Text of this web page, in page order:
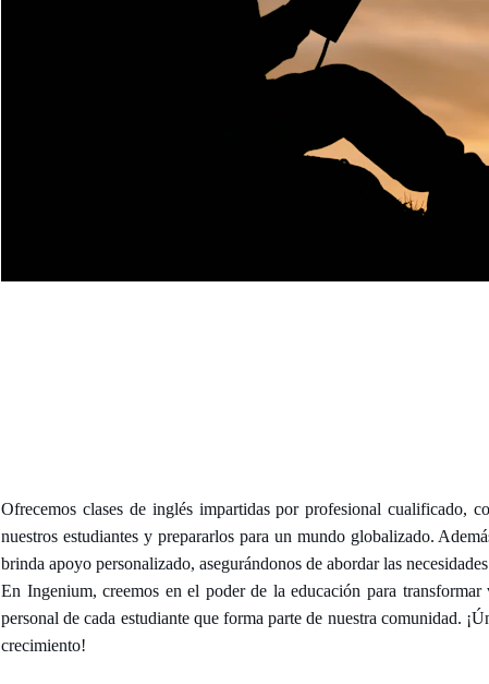
Ofrecemos clases de inglés impartidas por profesional cualificado,
nuestros estudiantes y prepararlos para un mundo globalizado.
brinda apoyo personalizado, asegurándonos de abordar las
En Ingenium, creemos en el poder de la educación para
personal de cada estudiante que forma parte de nuestra comunidad.
crecimiento!